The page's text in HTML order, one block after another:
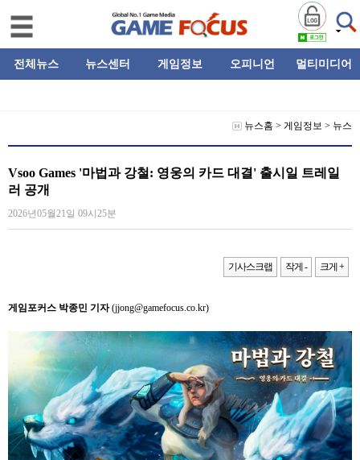
전체뉴스 뉴스센터 게임정보 오피니언 멀티미디어
뉴스홈 > 게임정보 > 뉴스
Vsoo Games '마법과 강철: 영웅의 카드 대결' 출시일 트레일
러 공개
2026년05월21일 09시25분
기사스크랩 작게 - 크게 +
게임포커스 박종민 기자(jjong@gamefocus.co.kr)